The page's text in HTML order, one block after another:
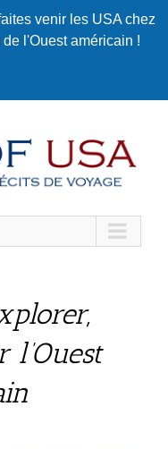
venir les USA chez
l'Ouest américain !
l’Ouest